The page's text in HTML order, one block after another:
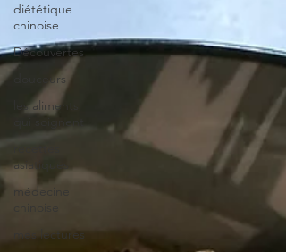
diététique
chinoise
Découvertes
douceurs
les aliments
asiatiques
médecine
mes lectures